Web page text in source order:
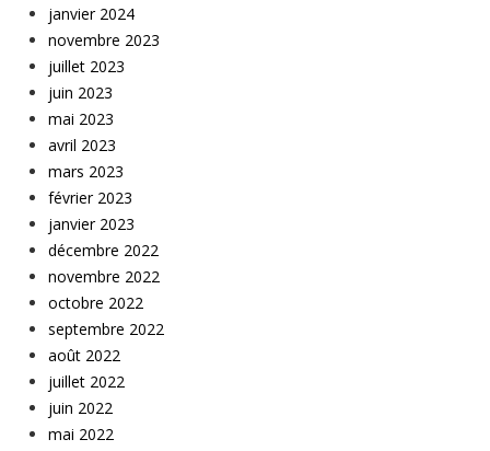
janvier 2024
novembre 2023
juillet 2023
juin 2023
mai 2023
avril 2023
mars 2023
février 2023
janvier 2023
décembre 2022
novembre 2022
octobre 2022
septembre 2022
août 2022
juillet 2022
juin 2022
mai 2022